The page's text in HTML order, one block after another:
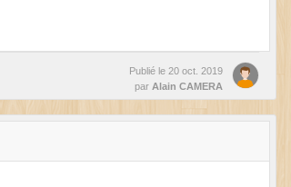
Publié le 20 oct. 2019
par Alain CAMERA